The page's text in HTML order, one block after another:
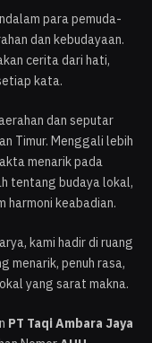
para pemuda-
dan kebudayaan.
cerita dari hati,
kata.
dan seputar
Timur. Menggali lebih
menarik pada
tentang budaya lokal,
harmoni keabadian.
kami hadir di ruang
menarik, penuh rasa,
yang sarat makna.
PT Taqi Ambara Jaya